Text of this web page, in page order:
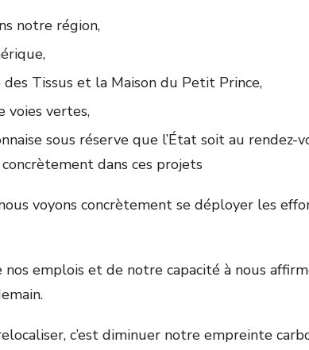
notre région,
Tissus et la Maison du Petit Prince,
vertes,
sous réserve que l’État soit au rendez-
dans ces projets
voyons concrètement se déployer les
emplois et de notre capacité à nous
c’est diminuer notre empreinte